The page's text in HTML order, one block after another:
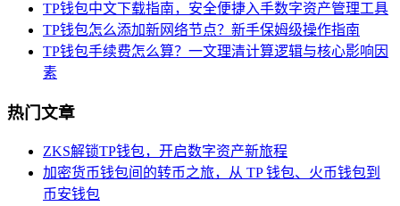
TP钱包中文下载指南，安全便捷入手数字资产管理工具
TP钱包怎么添加新网络节点？新手保姆级操作指南
TP钱包手续费怎么算？一文理清计算逻辑与核心影响因
素
热门文章
ZKS解锁TP钱包，开启数字资产新旅程
加密货币钱包间的转币之旅，从 TP 钱包、火币钱包到
币安钱包